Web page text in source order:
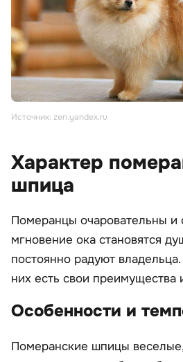
Источник: zen.yandex.ru
Характер
шпица
Померанцы очаровательны и
мгновение ока становятся
постоянно радуют
них есть свои преимущества
Особенности и
Померанские шпицы